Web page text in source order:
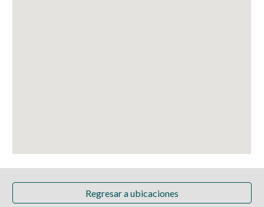
Regresar a ubicaciones